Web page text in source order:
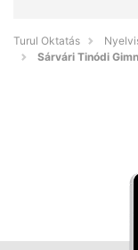
Turul Oktatás
Sárvári Tinódi